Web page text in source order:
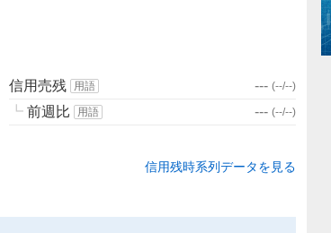
信用売残 用語 --- (--/--)
┗ 前週比 用語 --- (--/--)
信用残時系列データを見る